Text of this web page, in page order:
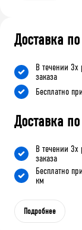
Доставка
В течении
заказа
Бесплатно
Доставка
В течении
заказа
Бесплатно
км
Подробнее